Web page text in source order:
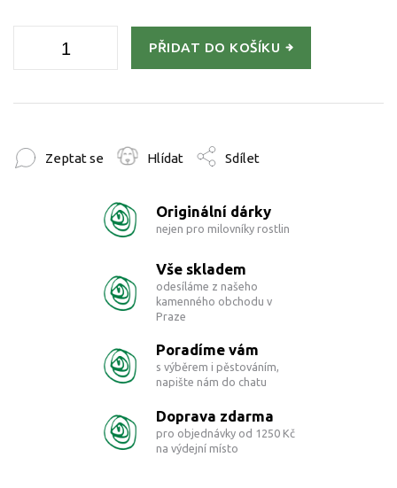
PŘIDAT DO KOŠÍKU
Zeptat se Hlídat Sdílet
Originální dárky
nejen pro milovníky rostlin
Vše skladem
odesíláme z našeho
kamenného obchodu v
Praze
Poradíme vám
s výběrem i pěstováním,
napište nám do chatu
Doprava zdarma
pro objednávky od 1250 Kč
na výdejní místo